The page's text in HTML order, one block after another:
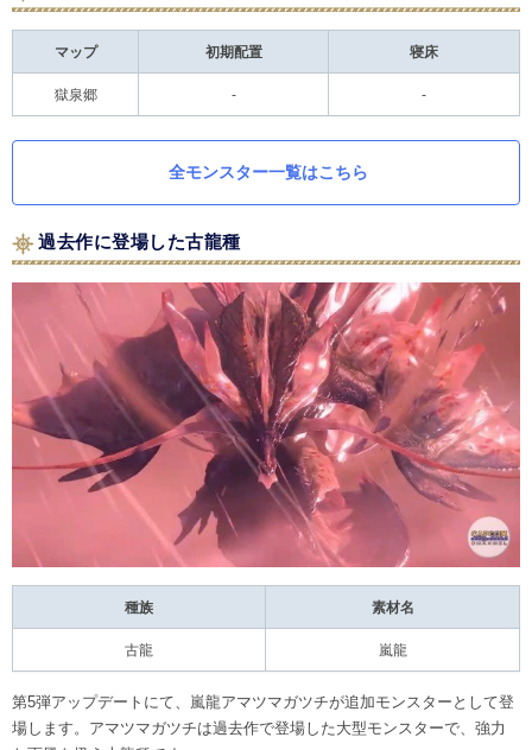
マップ 初期配置 寝床
獄泉郷 - -
全モンスター一覧はこちら
過去作に登場した古龍種
種族 素材名
古龍 嵐龍
第5弾アップデートにて、嵐龍アマツマガツチが追加モンスターとして登
場します。アマツマガツチは過去作で登場した大型モンスターで、強力